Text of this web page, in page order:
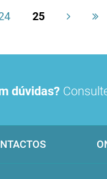
25
dúvidas?